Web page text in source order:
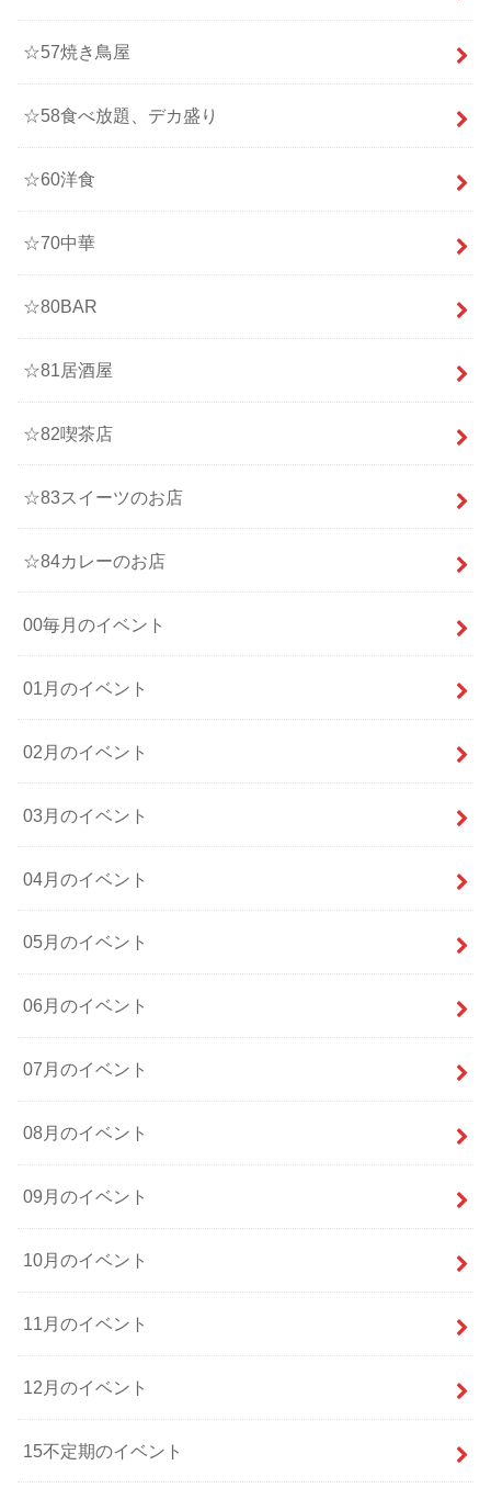
☆57焼き鳥屋
☆58食べ放題、デカ盛り
☆60洋食
☆70中華
☆80BAR
☆81居酒屋
☆82喫茶店
☆83スイーツのお店
☆84カレーのお店
00毎月のイベント
01月のイベント
02月のイベント
03月のイベント
04月のイベント
05月のイベント
06月のイベント
07月のイベント
08月のイベント
09月のイベント
10月のイベント
11月のイベント
12月のイベント
15不定期のイベント